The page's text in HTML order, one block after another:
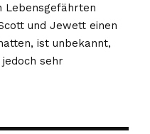
Lebensgefährten
und Jewett einen
ist unbekannt,
sehr